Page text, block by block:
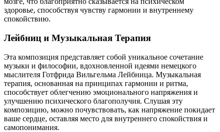
здоровье, способствуя чувству гармонии и внутреннему
спокойствию.
Лейбниц и Музыкальная Терапия
Эта композиция представляет собой уникальное сочетание
музыки и философии, вдохновленной идеями немецкого
мыслителя Готфрида Вильгельма Лейбница. Музыкальная
терапия, основанная на принципах гармонии и ритма,
способствует облегчению эмоционального напряжения и
улучшению психического благополучия. Слушая эту
композицию, можно почувствовать, как напряжение покидает
ваше сердце, оставляя место для внутреннего спокойствия и
самопонимания.